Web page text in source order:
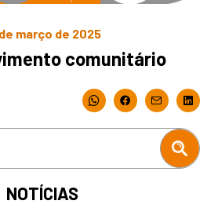
março de 2025
comunitário
NOTÍCIAS